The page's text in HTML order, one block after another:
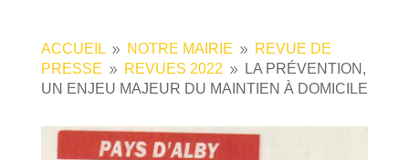
ACCUEIL 9 NOTRE MAIRIE 9
REVUE DE
PRESSE 9 REVUES 2022 9
LA PRÉVENTION,
UN ENJEU MAJEUR DU MAINTIEN À DOMICILE